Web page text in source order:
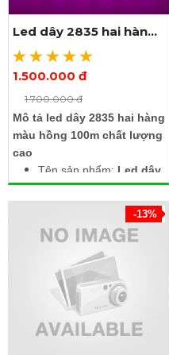
Xem thêm ảnh
Led dây 2835 hai hàng
màu hồng 100m
1.500.000 đ
1.700.000 đ
Mô tả led dây 2835 hai hàng
màu hồng 100m chất lượng
cao
Tên sản phẩm: Led dây
2835 hai hàng màu
hồng 100m
Kích thước: Rộng 12mm
x dày 5mm x dài 100m
Chip led: SMD2835
Số lượng led: 120 led/m
Chống nước, dùng
được ngoài trời
-13%